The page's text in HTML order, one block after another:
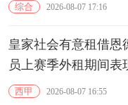
综合 2026-08-07 17:16
皇家社会有意租借恩
员上赛季外租期间表
西甲 2026-08-07 16:55